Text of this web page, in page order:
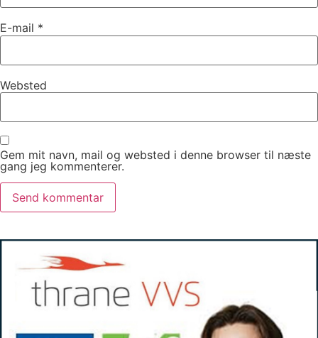
E-mail *
Websted
Gem mit navn, mail og websted i denne browser til næste
gang jeg kommenterer.